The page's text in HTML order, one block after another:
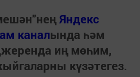
Яндекс
каналында һәм
иң мөһим,
күзәтегез.